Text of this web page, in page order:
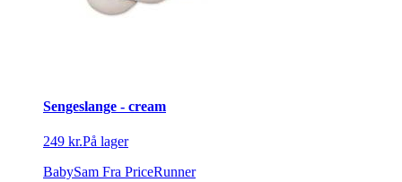
Sengeslange - cream
249 kr.På lager
BabySam Fra PriceRunner